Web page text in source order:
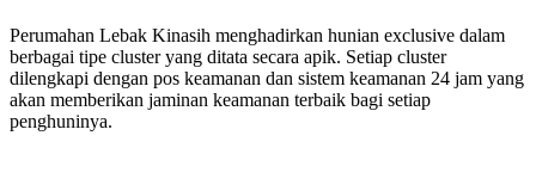
Perumahan Lebak Kinasih menghadirkan hunian exclusive dalam
berbagai tipe cluster yang ditata secara apik. Setiap cluster
dilengkapi dengan pos keamanan dan sistem keamanan 24 jam yang
akan memberikan jaminan keamanan terbaik bagi setiap
penghuninya.